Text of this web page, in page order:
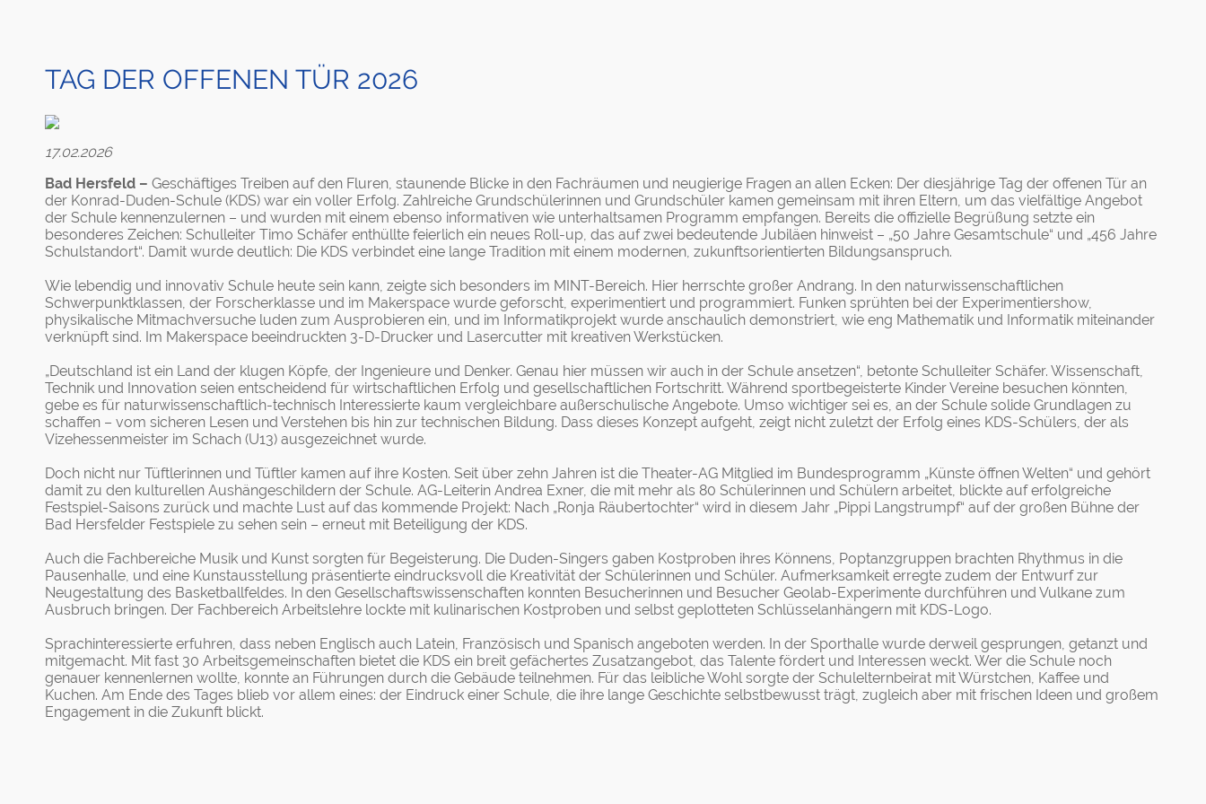
TAG DER OFFENEN TÜR 2026
17.02.2026
Bad Hersfeld – Geschäftiges Treiben auf den Fluren, staunende Blicke in den Fachräumen und neugierige Fragen an allen Ecken: Der diesjährige Tag der offenen Tür an
der Konrad-Duden-Schule (KDS) war ein voller Erfolg. Zahlreiche Grundschülerinnen und Grundschüler kamen gemeinsam mit ihren Eltern, um das vielfältige Angebot
der Schule kennenzulernen – und wurden mit einem ebenso informativen wie unterhaltsamen Programm empfangen. Bereits die offizielle Begrüßung setzte ein
besonderes Zeichen: Schulleiter Timo Schäfer enthüllte feierlich ein neues Roll-up, das auf zwei bedeutende Jubiläen hinweist – „50 Jahre Gesamtschule“ und „456 Jahre
Schulstandort“. Damit wurde deutlich: Die KDS verbindet eine lange Tradition mit einem modernen, zukunftsorientierten Bildungsanspruch.
Wie lebendig und innovativ Schule heute sein kann, zeigte sich besonders im MINT-Bereich. Hier herrschte großer Andrang. In den naturwissenschaftlichen
Schwerpunktklassen, der Forscherklasse und im Makerspace wurde geforscht, experimentiert und programmiert. Funken sprühten bei der Experimentiershow,
physikalische Mitmachversuche luden zum Ausprobieren ein, und im Informatikprojekt wurde anschaulich demonstriert, wie eng Mathematik und Informatik miteinander
verknüpft sind. Im Makerspace beeindruckten 3-D-Drucker und Lasercutter mit kreativen Werkstücken.
„Deutschland ist ein Land der klugen Köpfe, der Ingenieure und Denker. Genau hier müssen wir auch in der Schule ansetzen“, betonte Schulleiter Schäfer. Wissenschaft,
Technik und Innovation seien entscheidend für wirtschaftlichen Erfolg und gesellschaftlichen Fortschritt. Während sportbegeisterte Kinder Vereine besuchen könnten,
gebe es für naturwissenschaftlich-technisch Interessierte kaum vergleichbare außerschulische Angebote. Umso wichtiger sei es, an der Schule solide Grundlagen zu
schaffen – vom sicheren Lesen und Verstehen bis hin zur technischen Bildung. Dass dieses Konzept aufgeht, zeigt nicht zuletzt der Erfolg eines KDS-Schülers, der als
Vizehessenmeister im Schach (U13) ausgezeichnet wurde.
Doch nicht nur Tüftlerinnen und Tüftler kamen auf ihre Kosten. Seit über zehn Jahren ist die Theater-AG Mitglied im Bundesprogramm „Künste öffnen Welten“ und gehört
damit zu den kulturellen Aushängeschildern der Schule. AG-Leiterin Andrea Exner, die mit mehr als 80 Schülerinnen und Schülern arbeitet, blickte auf erfolgreiche
Festspiel-Saisons zurück und machte Lust auf das kommende Projekt: Nach „Ronja Räubertochter“ wird in diesem Jahr „Pippi Langstrumpf“ auf der großen Bühne der
Bad Hersfelder Festspiele zu sehen sein – erneut mit Beteiligung der KDS.
Auch die Fachbereiche Musik und Kunst sorgten für Begeisterung. Die Duden-Singers gaben Kostproben ihres Könnens, Poptanzgruppen brachten Rhythmus in die
Pausenhalle, und eine Kunstausstellung präsentierte eindrucksvoll die Kreativität der Schülerinnen und Schüler. Aufmerksamkeit erregte zudem der Entwurf zur
Neugestaltung des Basketballfeldes. In den Gesellschaftswissenschaften konnten Besucherinnen und Besucher Geolab-Experimente durchführen und Vulkane zum
Ausbruch bringen. Der Fachbereich Arbeitslehre lockte mit kulinarischen Kostproben und selbst geplotteten Schlüsselanhängern mit KDS-Logo.
Sprachinteressierte erfuhren, dass neben Englisch auch Latein, Französisch und Spanisch angeboten werden. In der Sporthalle wurde derweil gesprungen, getanzt und
mitgemacht. Mit fast 30 Arbeitsgemeinschaften bietet die KDS ein breit gefächertes Zusatzangebot, das Talente fördert und Interessen weckt. Wer die Schule noch
genauer kennenlernen wollte, konnte an Führungen durch die Gebäude teilnehmen. Für das leibliche Wohl sorgte der Schulelternbeirat mit Würstchen, Kaffee und
Kuchen. Am Ende des Tages blieb vor allem eines: der Eindruck einer Schule, die ihre lange Geschichte selbstbewusst trägt, zugleich aber mit frischen Ideen und großem
Engagement in die Zukunft blickt.